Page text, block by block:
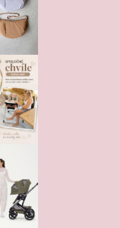
podmienkami ochrany